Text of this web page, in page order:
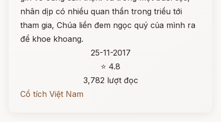
nhân dịp có nhiều quan thần trong triều tới
tham gia, Chúa liền đem ngọc quý của mình ra
để khoe khoang.
25-11-2017
⭐ 4.8
3,782 lượt đọc
Cổ tích Việt Nam